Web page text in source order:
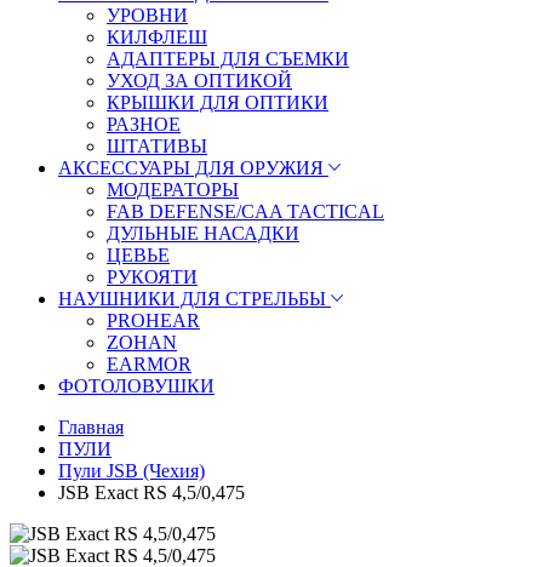
УРОВНИ
КИЛФЛЕШ
АДАПТЕРЫ ДЛЯ СЪЕМКИ
УХОД ЗА ОПТИКОЙ
КРЫШКИ ДЛЯ ОПТИКИ
РАЗНОЕ
ШТАТИВЫ
АКСЕССУАРЫ ДЛЯ ОРУЖИЯ
МОДЕРАТОРЫ
FAB DEFENSE/CAA TACTICAL
ДУЛЬНЫЕ НАСАДКИ
ЦЕВЬЕ
РУКОЯТИ
НАУШНИКИ ДЛЯ СТРЕЛЬБЫ
PROHEAR
ZOHAN
EARMOR
ФОТОЛОВУШКИ
Главная
ПУЛИ
Пули JSB (Чехия)
JSB Exact RS 4,5/0,475